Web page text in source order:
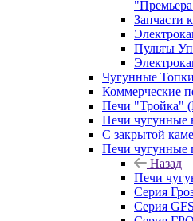
Запчасти
Пульты
Чугунные
Коммерческие
Печи
Печи чугунные
С закрытой
Печи чугунные
Назад
Печи
Серия
Серия